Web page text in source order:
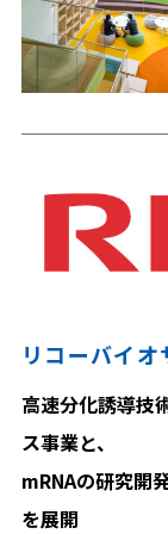
リコーバイ
高速分化誘導技
ス事業と、
mRNAの研究開
を展開